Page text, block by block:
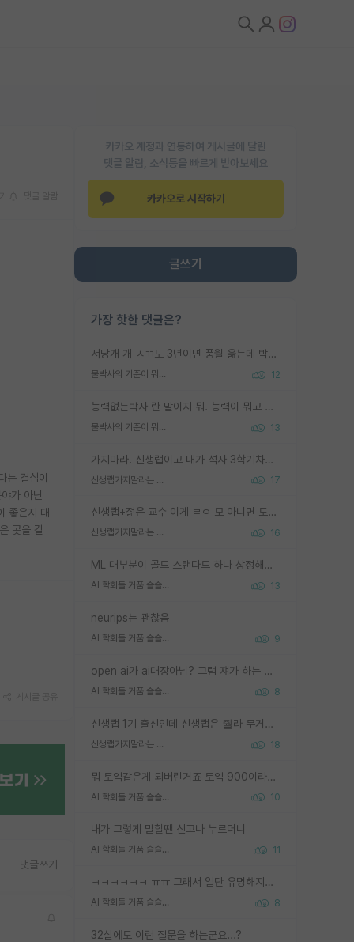
카카오 계정과 연동하여 게시글에 달린
댓글 알람, 소식등을 빠르게 받아보세요
카카오로 시작하기
글쓰기
가장 핫한 댓글은?
서당개 개 ㅅㄲ도 3년이면 풍월 읊는데 박사 5년 이상 대리고 있으면서 물된건 교수 탓 맞는ㄱ게 거기가 서당이 아니란 소리임
물박사의 기준이 뭐임? 12
능력없는박사 란 말이지 뭐. 능력이 뭐고 능력이 있다는게 뭔지는 사람마다 기준이 다르니까 얘기해봐야 서로 자기 기준만 얘기해서 논쟁이 끝이 안나고. 주위에서 능력있고 야심있는 신입생이 교수가 유의미한 피드백을 아예 안주면서 제대로된 과제에 참여해볼 기회도 제공하지 않고 잡일 뺑뺑이만 돌려서 맨날 단순작업만 하면서 밤새다가 눈빛이 점점 죽어가는걸 본 사람은 물박사는 교수탓이라고 하고, 교수는 이것저것 알려도 주고 기회도 주고 사수 동기 붙여주면서 어떻게든 끌고가려고 하는데 본인이 매일 뺀질거리면서 출근 하는둥마는둥 하다가 기껏 와서도 폰이나 쳐다보다가 실험 망치고 저녁약속있어서 먼저 가볼게요~ 하는걸 본 사람은 물박사는 본인탓이라고 함.
물박사의 기준이 뭐임? 13
가지마라. 신생랩이고 내가 석사 3학기차인데 최고참인데 나도 아무것도 모르는데 교수가 후배들 왜 논문 교육 안시키냐. 논문 왜 안 써오냐 닦달한다
신생랩가지말라는 이유가 있었구나 17
신생랩+젊은 교수 이게 ㄹㅇ 모 아니면 도인듯.
신생랩가지말라는 이유가 있었구나 16
ML 대부분이 골드 스탠다드 하나 상정해놓고 (벤치마크 데이터셋이 여러 개면 여러 개 상정) 그거 얼마나 잘 맞추나 싸움임 가끔 번뜩이는 설계 철학을 보여주는 논문들도 있지만 대부분 그거 성적 얼마나 더 올리느라에 혈안이 되어 있는 측면이 잇음
AI 학회들 거품 슬슬 지적이 나오네요 13
neurips는 괜찮음
AI 학회들 거품 슬슬 지적이 나오네요 9
open ai가 ai대장아님? 그럼 쟤가 하는 말이 다 맞겠네
AI 학회들 거품 슬슬 지적이 나오네요 8
신생랩 1기 출신인데 신생랩은 줠라 무거운 바벨 같은거임. 들면 대박인데 못들면 깔려 죽음. 아무도 알려주지 않는 환경에서 자생해야하지만, 일단 살아남았다면 그 어떤 사람보다 악착같고 생존력 높은 사람으로 거듭날 수 있음
신생랩가지말라는 이유가 있었구나 18
뭐 토익같은게 되버린거죠 토익 900이라고 영어잘하는건 아닙니다만 잘하는사람은 다 900을 넘는 그런
AI 학회들 거품 슬슬 지적이 나오네요 10
내가 그렇게 말할땐 신고나 누르더니
AI 학회들 거품 슬슬 지적이 나오네요 11
ㅋㅋㅋㅋㅋㅋ ㅠㅠ 그래서 일단 유명해지는게 중요한거같습니다
AI 학회들 거품 슬슬 지적이 나오네요 8
32살에도 이런 질문을 하는군요...?
는 결심이
가 아닌
좋은지 대
곳을 갈
댓글쓰기